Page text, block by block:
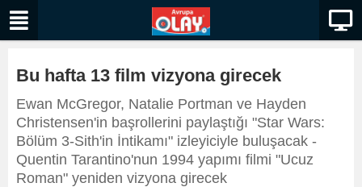
Bu hafta 13 film vizyona girecek
Ewan McGregor, Natalie Portman ve Hayden
Christensen'in başrollerini paylaştığı "Star Wars:
Bölüm 3-Sith'in İntikamı" izleyiciyle buluşacak -
Quentin Tarantino'nun 1994 yapımı filmi "Ucuz
Roman" yeniden vizyona girecek